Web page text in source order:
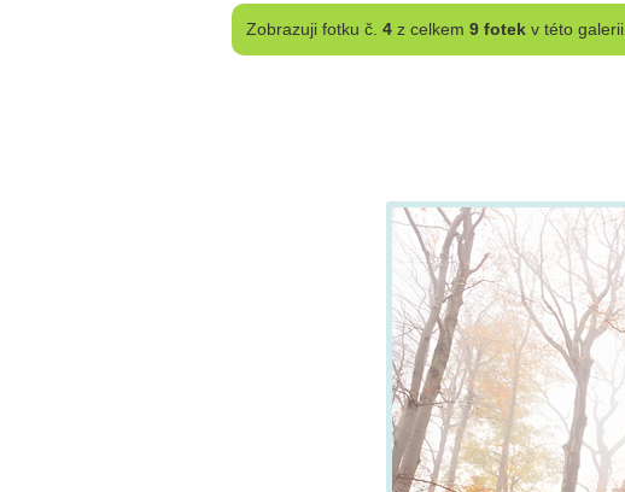
Zobrazujifotku č. 4z celkem 9 fotekv této galerii.